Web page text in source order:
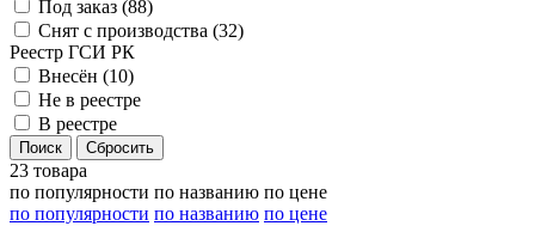
Под заказ (88)
Снят с производства (32)
Реестр ГСИ РК
Внесён (10)
Не в реестре
В реестре
23 товара
по популярности по названию по цене
по популярности по названию по цене